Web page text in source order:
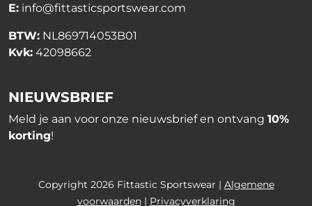
E: info@fittasticsportswear.com
BTW: NL869714053B01
Kvk: 42098662
NIEUWSBRIEF
Meld je aan voor onze nieuwsbrief en ontvang 10%
korting!
Copyright 2026 Fittastic Sportswear | Algemene
voorwaarden| Privacyverklaring